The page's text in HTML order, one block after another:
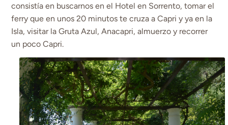
consistía en buscarnos en el Hotel en Sorrento, tomar el
ferry que en unos 20 minutos te cruza a Capri y ya en la
Isla, visitar la Gruta Azul, Anacapri, almuerzo y recorrer
un poco Capri.